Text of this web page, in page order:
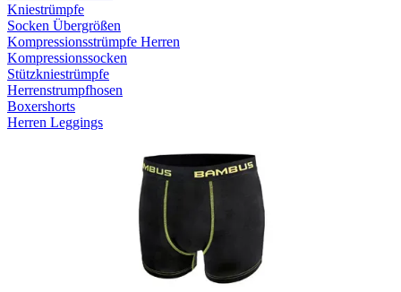
Kniestrümpfe
Socken Übergrößen
Kompressionsstrümpfe Herren
Kompressionssocken
Stützkniestrümpfe
Herrenstrumpfhosen
Boxershorts
Herren Leggings